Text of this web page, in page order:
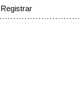
Registrar